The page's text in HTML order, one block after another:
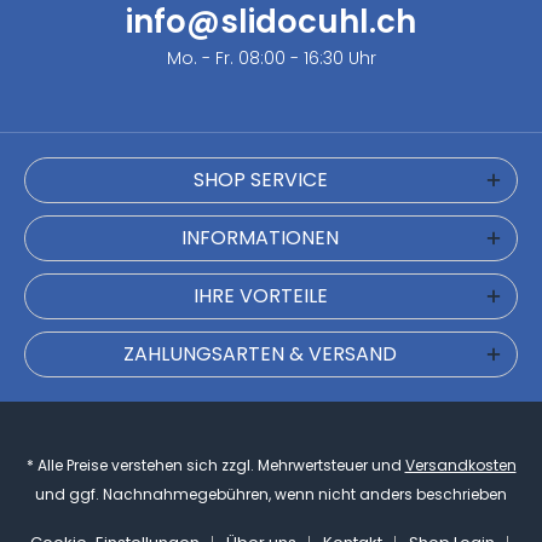
info@slidocuhl.ch
Mo. - Fr. 08:00 - 16:30 Uhr
SHOP SERVICE
INFORMATIONEN
IHRE VORTEILE
ZAHLUNGSARTEN & VERSAND
* Alle Preise verstehen sich zzgl. Mehrwertsteuer und Versandkosten
und ggf. Nachnahmegebühren, wenn nicht anders beschrieben